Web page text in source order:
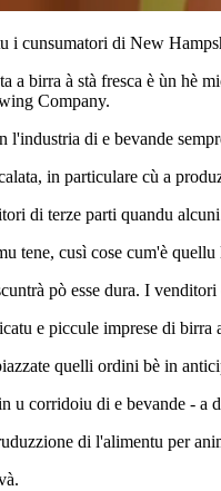
i cunsumatori di New
a birra à stà fresca è ùn hè
Company.
di e bevande
in particulare cù a
di terze parti quandu
tene, cusì cose cum'è
pò esse dura. I
e piccule imprese di
quelli ordini bè in
u corridoiu di e bevande -
di l'alimentu per